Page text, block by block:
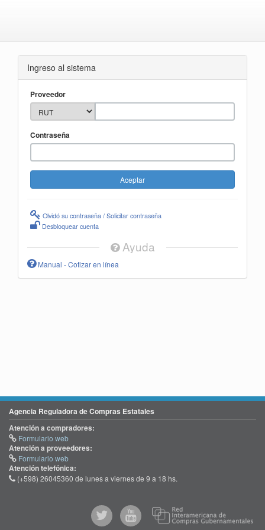
Ingreso al sistema
Proveedor
Contraseña
Olvidó su contraseña / Solicitar contraseña
Desbloquear cuenta
Ayuda
Manual - Cotizar en línea
Agencia Reguladora de Compras Estatales
Atención a compradores:
Formulario web
Atención a proveedores:
Formulario web
Atención telefónica:
(+598) 26045360 de lunes a viernes de 9 a 18 hs.
@comprasgubuy
ACCE